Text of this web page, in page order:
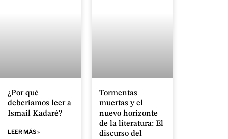
¿Por qué
deberíamos leer a
Ismail Kadaré?
LEER MÁS »
Tormentas
muertas y el
nuevo horizonte
de la literatura: El
discurso del